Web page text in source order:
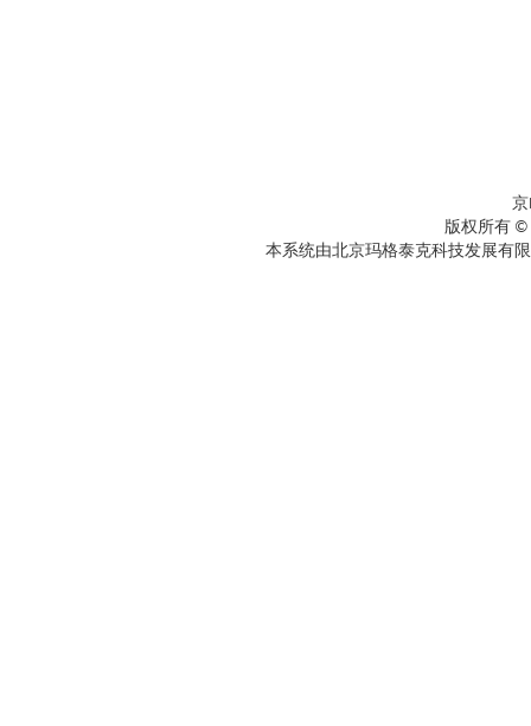
京
版权所有 ©
本系统由北京玛格泰克科技发展有